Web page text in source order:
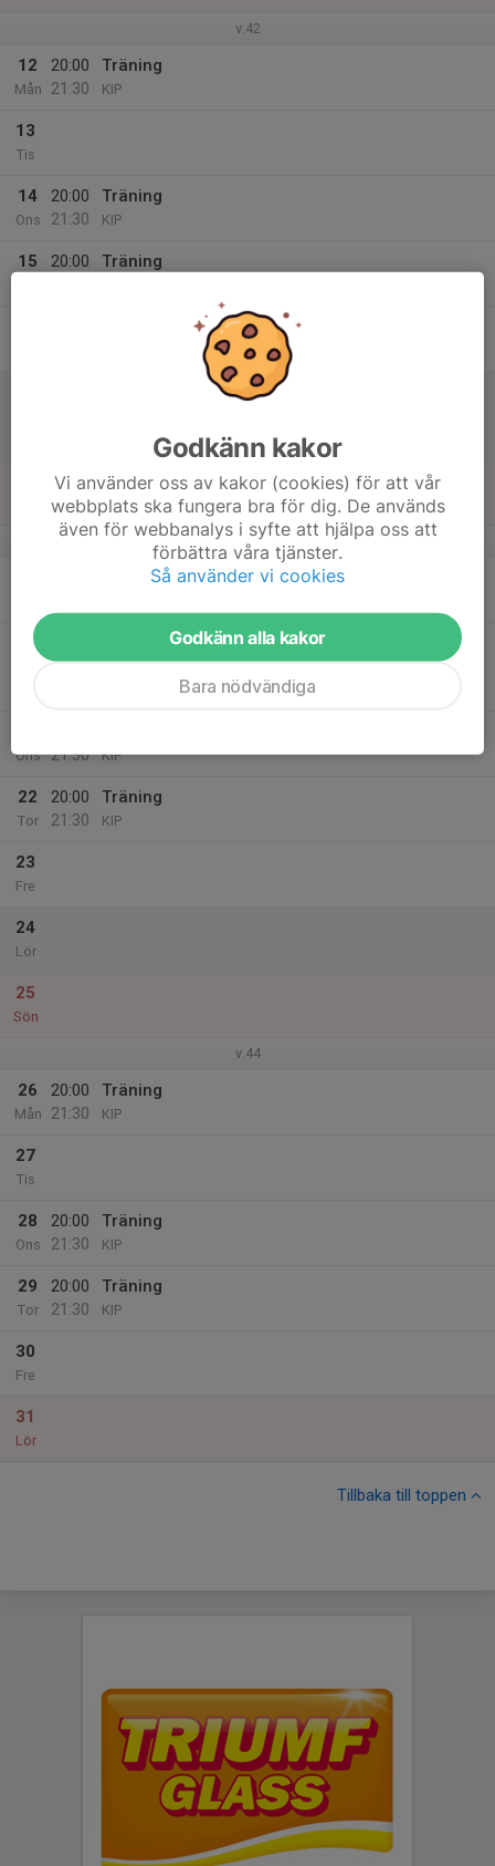
v.42
12
Mån
20:00
21:30
Träning
KIP
13
Tis
14
Ons
20:00
21:30
Träning
KIP
15
20:00
Träning
Match mot Gårdsten FC
Kållered Sportcenter 1
v.43
Träning
20
22:15
Match mot Eriksbergs IF 1
Junior Pojkar Div 2B
Krokängsplan 1 Konstgräs
Ons
21:30
KIP
22
Tor
20:00
21:30
Träning
KIP
23
Fre
24
Lör
25
Sön
v.44
26
Mån
20:00
21:30
Träning
KIP
27
Tis
28
Ons
20:00
21:30
Träning
KIP
29
Tor
20:00
21:30
Träning
KIP
30
Fre
31
Lör
Tillbaka till toppen
Godkänn kakor
Vi använder oss av kakor (cookies) för att vår
webbplats ska fungera bra för dig. De används
även för webbanalys i syfte att hjälpa oss att
förbättra våra tjänster.
Så använder vi cookies
Godkänn alla kakor
Bara nödvändiga